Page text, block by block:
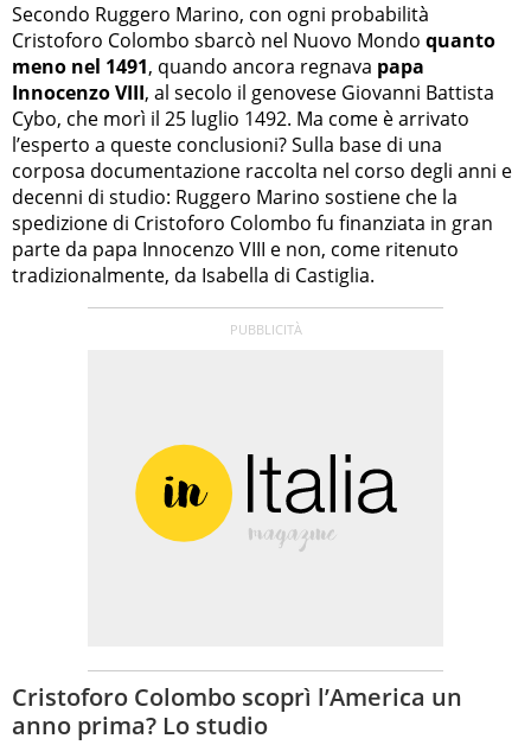
Secondo Ruggero Marino, con ogni probabilità
Cristoforo Colombo sbarcò nel Nuovo Mondo quanto
meno nel 1491, quando ancora regnava papa
Innocenzo VIII, al secolo il genovese Giovanni Battista
Cybo, che morì il 25 luglio 1492. Ma come è arrivato
l’esperto a queste conclusioni? Sulla base di una
corposa documentazione raccolta nel corso degli anni e
decenni di studio: Ruggero Marino sostiene che la
spedizione di Cristoforo Colombo fu finanziata in gran
parte da papa Innocenzo VIII e non, come ritenuto
tradizionalmente, da Isabella di Castiglia.
Cristoforo Colombo scoprì l’America un
anno prima? Lo studio